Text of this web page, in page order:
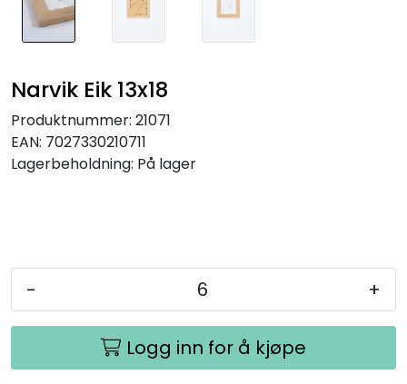
Narvik Eik 13x18
Produktnummer: 21071
EAN: 7027330210711
Lagerbeholdning: På lager
- +
Logg inn for å kjøpe